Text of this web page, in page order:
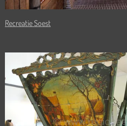
Recreatie Soest